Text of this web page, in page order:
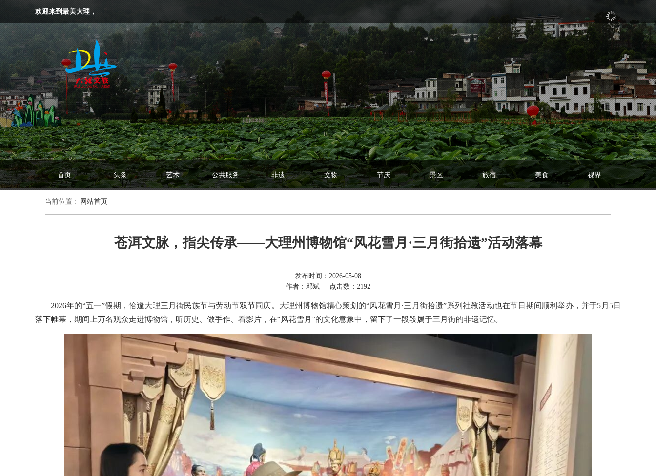
欢迎来到最美大理，
首页 头条 艺术 公共服务 非遗 文物 节庆 景区 旅宿 美食 视界
当前位置 : 网站首页
苍洱文脉，指尖传承——大理州博物馆“风花雪月·三月街拾遗”活动落幕
发布时间：2026-05-08
作者：邓斌
点击数：2192
2026年的“五一”假期，恰逢大理三月街民族节与劳动节双节同庆。大理州博物馆精心策划的“风花雪月·三月街拾遗”系列社教活动也在节日期间顺利举办，并于5月5日
落下帷幕，期间上万名观众走进博物馆，听历史、做手作、看影片，在“风花雪月”的文化意象中，留下了一段段属于三月街的非遗记忆。